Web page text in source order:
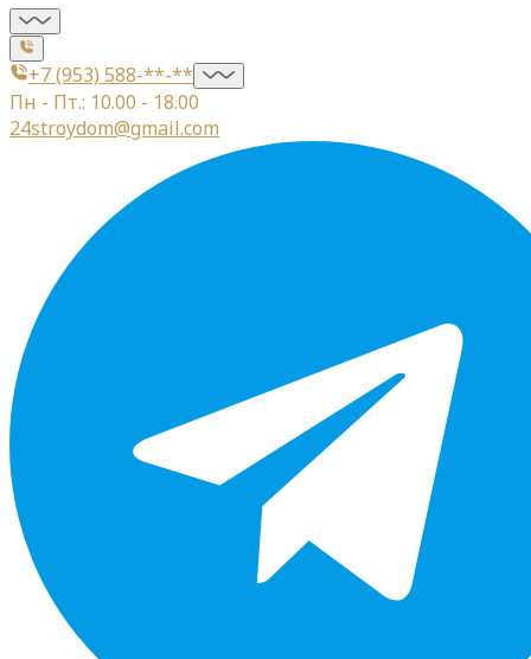
+7 (953) 588-**-**
Пн - Пт.: 10.00 - 18.00
24stroydom@gmail.com